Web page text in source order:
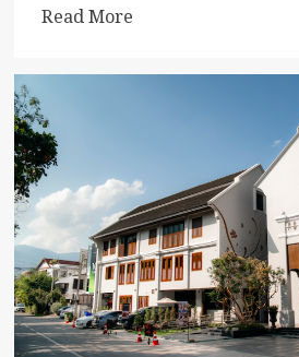
Read MoreRead
about
Nimman
Hotel
Chiang
Mai